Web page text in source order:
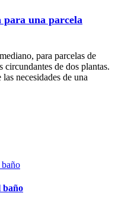
una parcela
para parcelas de
de dos plantas.
necesidades de una
baño